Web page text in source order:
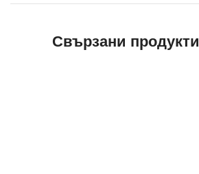
Свързани продукти